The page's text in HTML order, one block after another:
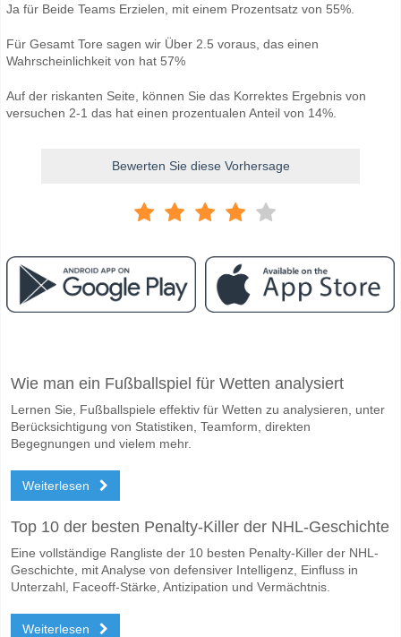
Ja für Beide Teams Erzielen, mit einem Prozentsatz von 55%.
Für Gesamt Tore sagen wir Über 2.5 voraus, das einen
Wahrscheinlichkeit von hat 57%
Auf der riskanten Seite, können Sie das Korrektes Ergebnis von
versuchen 2-1 das hat einen prozentualen Anteil von 14%.
Bewerten Sie diese Vorhersage
Das Spiel zwischen Udinese v Cremonese 17 May 2026 19:45.
Wer ist das Lieblingsteam, zwischen dem zu
Udinese für den Gewinner den Spiel, mit einer Wahrscheinlichkeit von
Werden beide Teams im Spiel punkten Udinese v
Ja für Beide Teams Erzielen, mit einem Prozentsatz von 55%.
Wofür ist die richtige Ergebnisprognose Udinese v
Auf der riskanten Seite, können Sie das Korrektes Ergebnis von
Wie man ein Fußballspiel für Wetten analysiert
Lernen Sie, Fußballspiele effektiv für Wetten zu analysieren, unter
Berücksichtigung von Statistiken, Teamform, direkten
Begegnungen und vielem mehr.
Weiterlesen
Top 10 der besten Penalty-Killer der NHL-Geschichte
Eine vollständige Rangliste der 10 besten Penalty-Killer der NHL-
Geschichte, mit Analyse von defensiver Intelligenz, Einfluss in
Unterzahl, Faceoff-Stärke, Antizipation und Vermächtnis.
Weiterlesen